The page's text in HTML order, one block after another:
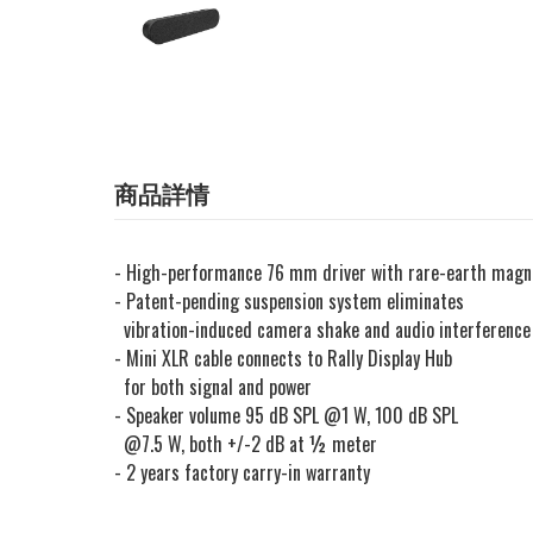
商品詳情
- High-performance 76 mm driver with rare-earth
- Patent-pending suspension system eliminates
vibration-induced camera shake and audio interference
- Mini XLR cable connects to Rally Display Hub
for both signal and power
- Speaker volume 95 dB SPL @1 W, 100 dB SPL
@7.5 W, both +/-2 dB at ½ meter
- 2 years factory carry-in warranty